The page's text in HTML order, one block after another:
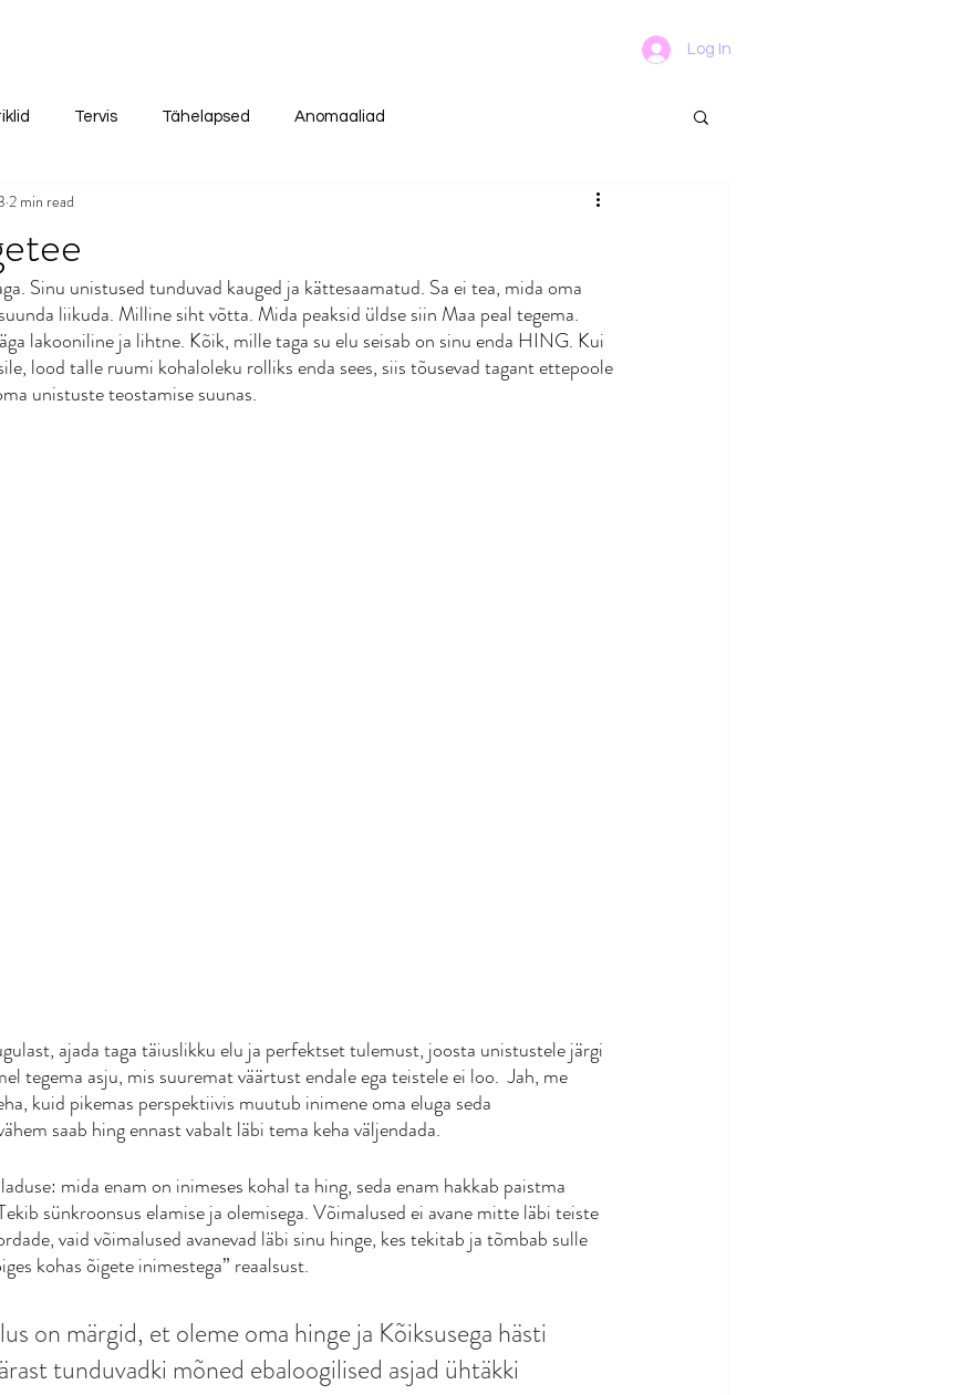
Log In
Tervis Tähelapsed Anomaaliad
2 min read
Sinu unistused tunduvad kauged ja kättesaamatud. Sa ei tea, mida oma
liikuda. Milline siht võtta. Mida peaksid üldse siin Maa peal tegema.
lakooniline ja lihtne. Kõik, mille taga su elu seisab on sinu enda HING. Kui
lood talle ruumi kohaloleku rolliks enda sees, siis tõusevad tagant ettepoole
unistuste teostamise suunas.
ajada taga täiuslikku elu ja perfektset tulemust, joosta unistustele järgi
tegema asju, mis suuremat väärtust endale ega teistele ei loo.  Jah, me
kuid pikemas perspektiivis muutub inimene oma eluga seda
saab hing ennast vabalt läbi tema keha väljendada.
mida enam on inimeses kohal ta hing, seda enam hakkab paistma
sünkroonsus elamise ja olemisega. Võimalused ei avane mitte läbi teiste
vaid võimalused avanevad läbi sinu hinge, kes tekitab ja tõmbab sulle
kohas õigete inimestega” reaalsust.
on märgid, et oleme oma hinge ja Kõiksusega hästi
tunduvadki mõned ebaloogilised asjad ühtäkki